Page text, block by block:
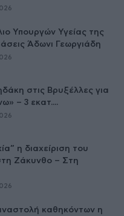
Υπουργών Υγείας της
Άδωνι Γεωργιάδη
στις Βρυξέλλες για
– 3 εκατ....
η διαχείριση του
Ζάκυνθο – Στη
καθηκόντων η